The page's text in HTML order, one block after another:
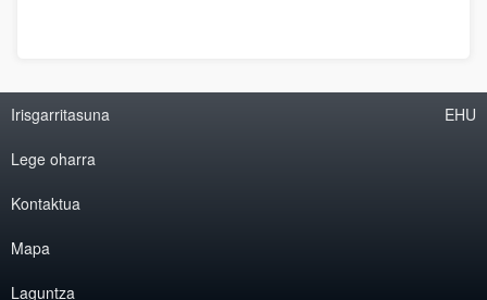
Irisgarritasuna
Lege oharra
Kontaktua
Mapa
Laguntza
EHU